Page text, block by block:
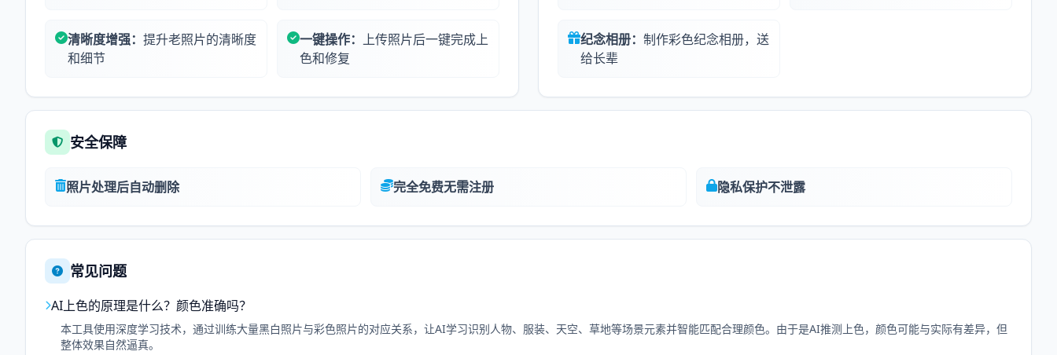
清晰度增强： 提升老照片的清晰度
和细节
一键操作： 上传照片后一键完成上
色和修复
纪念相册： 制作彩色纪念相册，送
给长辈
安全保障
照片处理后自动删除 完全免费无需注册 隐私保护不泄露
常见问题
AI上色的原理是什么？颜色准确吗？
本工具使用深度学习技术，通过训练大量黑白照片与彩色照片的对应关系，让AI学习识别人物、服装、天空、草地等场景元素并智能匹配合理颜色。由于是AI推测上色，颜色可能与实际有差异，但
整体效果自然逼真。